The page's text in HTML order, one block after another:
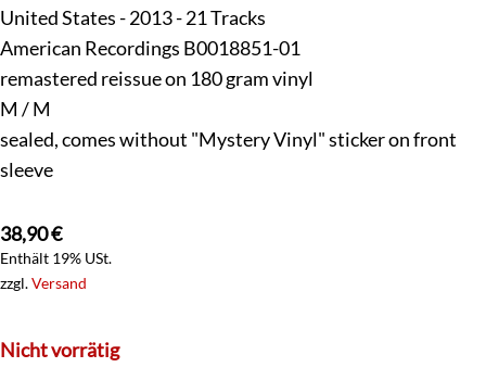
United States - 2013 - 21 Tracks
American Recordings B0018851-01
remastered reissue on 180 gram vinyl
M / M
sealed, comes without "Mystery Vinyl" sticker on front
sleeve
38,90€
Enthält 19% USt.
zzgl.Versand
Nicht vorrätig